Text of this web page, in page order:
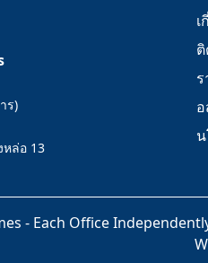
ร)
หล่อ 13
เ
- Each Office